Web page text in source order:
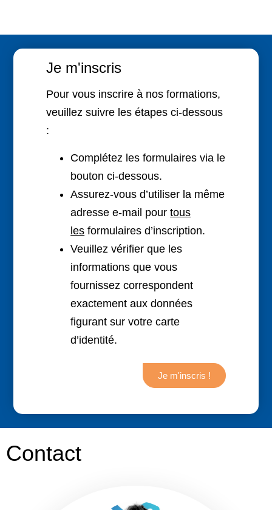
Je m'inscris
Pour vous inscrire à nos formations,
veuillez suivre les étapes ci-dessous
:
Complétez les formulaires via le
bouton ci-dessous.
Assurez-vous d’utiliser la même
adresse e-mail pourtous
les formulaires d’inscription.
Veuillez vérifier que les
informations que vous
fournissez correspondent
exactement aux données
figurant sur votre carte
d’identité.
Je m'inscris !
Contact